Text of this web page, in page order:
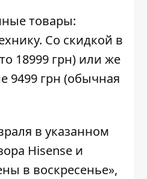
товары:
Со скидкой в
18999 грн) или же
9499 грн (обычная
в указанном
Hisense и
в воскресенье»,